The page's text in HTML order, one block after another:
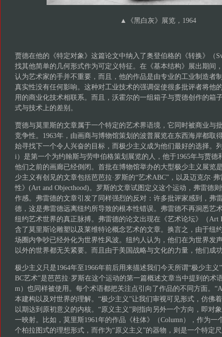
▲《黑白灰》展览，1964
贾德在他的《特定对象》这篇论文中纳入了奥登伯格的《转换》（
找其他简单的几何形式作为可定义特征。在《基本结构》展出期间
认为艺术家的手并不重要，而且，他的作品是由专业的工业制造者
真实性没有任何影响。这种对工业技术的强调促使很多批评者将他
用的商业化技术相联系。而且，沃霍尔的一组箱子与贾德创作的箱
式与技术上的差别。
贾德与莫里斯的文章属于一个特定的艺术界语境，它同时被商业与
竞争性。1963年，由画商与博物馆策划的波普展览在东西海岸都取
始寻找下一个令人兴奋的目标，而极少主义成为他们最好的选择。
i）是第一个为约翰斯与劳申伯格策划展览的人，他于1965年与贾德
他们之前的画廊已经倒闭。首批在博物馆举办的大型极少主义展览
少主义有创见的文章包括芭芭拉·罗斯的“艺术ABC”，以及迈克尔·
性》(Art and Objecthood)。罗斯的文章试图定义这个运动，弗雷德
作感。弗雷德的文章引发了同样强烈的反对：许多批评家感到，弗
德，这是弗雷德远离纽约所导致的根本性错误。弗雷德不再洞悉艺
纽约艺术世界的真正脉搏。弗雷德的论文出现在《艺术论坛》（Art
含了莫里斯论雕塑以及莱维特论概念艺术的文章。换言之，由于纽
场圈内争吵已经外化为世界性风波。纽约人认为，他们在为世界发
以外的世界都无关紧要。而且由于美国战略与文化的力量，他们成
极少主义只是1964年至1966年前后用来描述我们今天所谓“极少主
BC艺术”是芭芭拉·罗斯在这个运动的第一篇概述文章当中提到的术
m）也同样被使用。每个术语都把关注点引向了作品的不同方面。
本建构以及对世界的理解。“极少主义”让我们审视可见形式，仿佛
以期达到原初意义的内核。“原义主义”则指向另外一个方向，即对
一映射。比如，莫里斯1961年的作品《柱体》（Column），作为一
个柏拉图式的理想形式，而作为“原义主义”的器物，则是一个特定